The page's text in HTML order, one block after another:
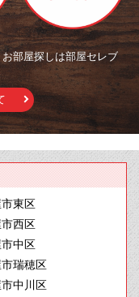
部屋探しは部屋セレブ
東区
西区
中区
瑞穂区
中川区